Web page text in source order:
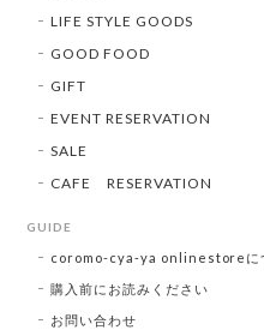
LIFE STYLE GOODS
GOOD FOOD
GIFT
EVENT RESERVATION
SALE
CAFE RESERVATION
GUIDE
coromo-cya-ya onlinestoreに
購入前にお読みください
お問い合わせ